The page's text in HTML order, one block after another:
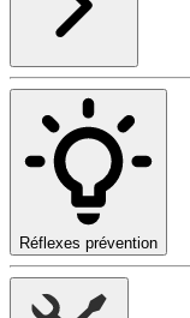
Réflexes prévention